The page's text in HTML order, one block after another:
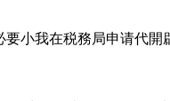
小我在税務局申请代開